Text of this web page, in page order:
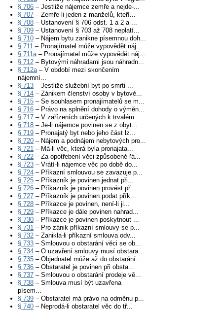
§ 706 – Jestliže nájemce zemře a nejde-...
§ 707 – Zemře-li jeden z manželů, kteří...
§ 708 – Ustanovení § 706 odst. 1 a 2 a ...
§ 709 – Ustanovení § 703 až 708 neplatí...
§ 710 – Nájem bytu zanikne písemnou doh...
§ 711 – Pronajímatel může vypovědět náj...
§ 711a– Pronajímatel může vypovědět náj...
§ 712 – Bytovými náhradami jsou náhradn...
§ 712a– V období mezi skončením
nájemní...
§ 713 – Jestliže služební byt po smrti ...
§ 714 – Zánikem členství osoby v bytové...
§ 715 – Se souhlasem pronajímatelů se m...
§ 716 – Právo na splnění dohody o výměn...
§ 717 – V zařízeních určených k trvalém...
§ 718 – Je-li nájemce povinen se z obyt...
§ 719 – Pronajatý byt nebo jeho část lz...
§ 720 – Nájem a podnájem nebytových pro...
§ 721 – Má-li věc, která byla pronajata...
§ 722 – Za opotřebení věci způsobené řá...
§ 723 – Vrátí-li nájemce věc po době do...
§ 724 – Příkazní smlouvou se zavazuje p...
§ 725 – Příkazník je povinen jednat při...
§ 726 – Příkazník je povinen provést př...
§ 727 – Příkazník je povinen podat přík...
§ 728 – Příkazce je povinen, není-li ji...
§ 729 – Příkazce je dále povinen nahrad...
§ 730 – Příkazce je povinen poskytnout ...
§ 731 – Pro zánik příkazní smlouvy se p...
§ 732 – Zanikla-li příkazní smlouva odv...
§ 733 – Smlouvou o obstarání věci se ob...
§ 734 – O uzavření smlouvy musí obstara...
§ 735 – Objednatel může až do obstarání...
§ 736 – Obstaratel je povinen při obsta...
§ 737 – Smlouvou o obstarání prodeje vě...
§ 738 – Smlouva musí být uzavřena
písem...
§ 739 – Obstaratel má právo na odměnu p...
§ 740 – Neprodá-li obstaratel věc do tř...